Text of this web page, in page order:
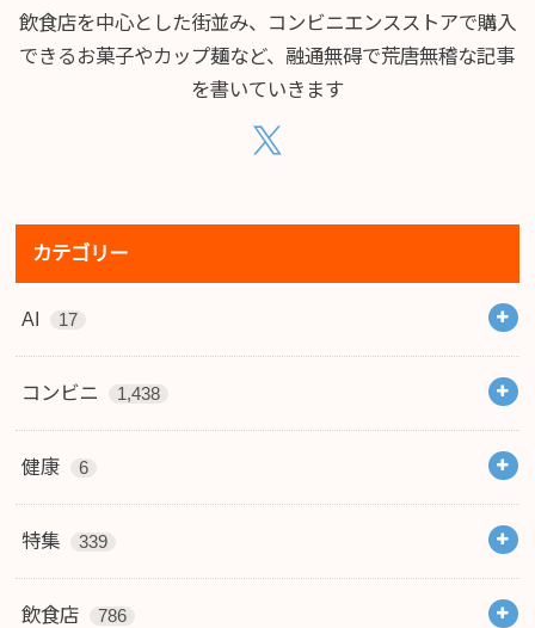
飲食店を中心とした街並み、コンビニエンスストアで購入
できるお菓子やカップ麺など、融通無碍で荒唐無稽な記事
を書いていきます
カテゴリー
AI 17
コンビニ 1,438
健康 6
特集 339
飲食店 786